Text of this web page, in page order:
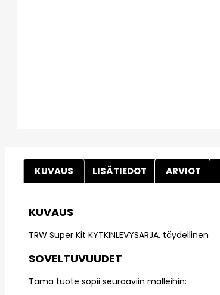
KUVAUS LISÄTIEDOT ARVIOT
KUVAUS
TRW Super Kit KYTKINLEVYSARJA, täydellinen
SOVELTUVUUDET
Tämä tuote sopii seuraaviin malleihin: